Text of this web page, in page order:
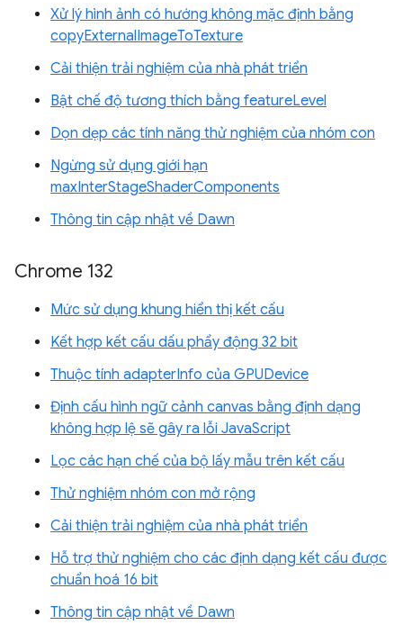
Xử lý hình ảnh có hướng không mặc định bằng
copyExternalImageToTexture
Cải thiện trải nghiệm của nhà phát triển
Bật chế độ tương thích bằng featureLevel
Dọn dẹp các tính năng thử nghiệm của nhóm con
Ngừng sử dụng giới hạn
maxInterStageShaderComponents
Thông tin cập nhật về Dawn
Chrome 132
Mức sử dụng khung hiển thị kết cấu
Kết hợp kết cấu dấu phẩy động 32 bit
Thuộc tính adapterInfo của GPUDevice
Định cấu hình ngữ cảnh canvas bằng định dạng
không hợp lệ sẽ gây ra lỗi JavaScript
Lọc các hạn chế của bộ lấy mẫu trên kết cấu
Thử nghiệm nhóm con mở rộng
Cải thiện trải nghiệm của nhà phát triển
Hỗ trợ thử nghiệm cho các định dạng kết cấu được
chuẩn hoá 16 bit
Thông tin cập nhật về Dawn